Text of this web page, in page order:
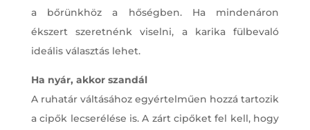
a bőrünkhöz a hőségben. Ha mindenáron
ékszert szeretnénk viselni, a karika fülbevaló
ideális választás lehet.
Ha nyár, akkor szandál
A ruhatár váltásához egyértelműen hozzá tartozik
a cipők lecserélése is. A zárt cipőket fel kell, hogy